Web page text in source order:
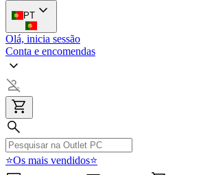
PT
Olá, inicia sessão
Conta e encomendas
⭐Os mais vendidos⭐